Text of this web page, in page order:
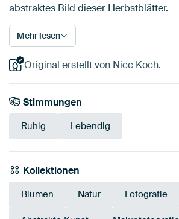
abstraktes Bild dieser Herbstblätter.
Mehr lesen
Original erstellt von Nicc Koch.
Stimmungen
Ruhig Lebendig
Kollektionen
Blumen Natur Fotografie